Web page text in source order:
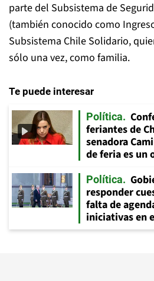
parte del Subsistema de
(también conocido como
Subsistema Chile Solidario,
sólo una vez, como familia.
Te puede interesar
Política
feriantes de
senadora
de feria es un
Política
responder
falta de
iniciativas en